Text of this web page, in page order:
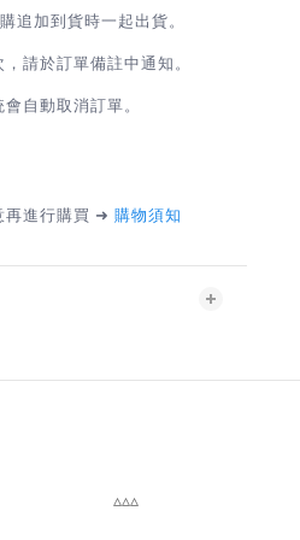
追加到貨時一起出貨。
請於訂單備註中通知。
自動取消訂單。
再進行購買 ➜ 購物須知
▵▵▵